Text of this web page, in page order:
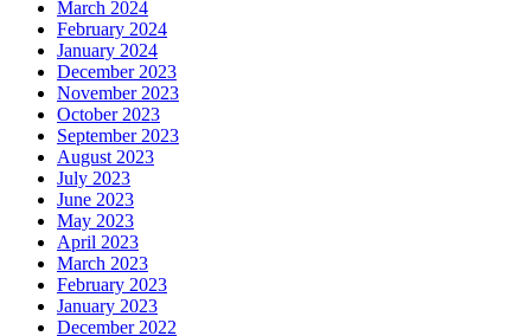
March 2024
February 2024
January 2024
December 2023
November 2023
October 2023
September 2023
August 2023
July 2023
June 2023
May 2023
April 2023
March 2023
February 2023
January 2023
December 2022